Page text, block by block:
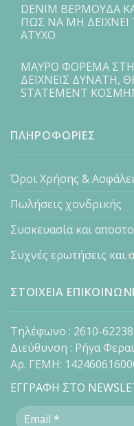
DENIM ΒΕΡΜΟΥΔΑ
ΠΩΣ ΝΑ ΜΗ ΔΕΙΧΝΕΙ
ΑΤΥΧΟ
ΜΑΥΡΟ ΦΟΡΕΜΑ
ΔΕΙΧΝΕΙΣ ΔΥΝΑΤΗ,
STATEMENT
ΠΛΗΡΟΦΟΡΙΕΣ
Όροι Χρήσης &
Πωλήσεις χονδρικής
Συσκευασία και
Συχνές ερωτήσεις και
ΣΤΟΙΧΕΙΑ
Τηλέφωνο : 2610-
Διεύθυνση : Ρήγα
Αρ. ΓΕΜΗ:
ΕΓΓΡΑΦΗ ΣΤΟ